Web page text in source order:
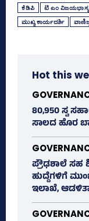
ಕೆಡಿಪಿ ಟಿ ಎಂ
ಮುಖ್ಯ ಕಾರ್ಯದರ್ಶಿ
Hot this
80,950 ಸ್ವ
ಸಾಲದ ಹೊರ
ಪ್ರೌಢಶಾಲೆ ಸಹ
ಹುದ್ದೆಗಳಿಗೆ
ಇಲಾಖೆ,